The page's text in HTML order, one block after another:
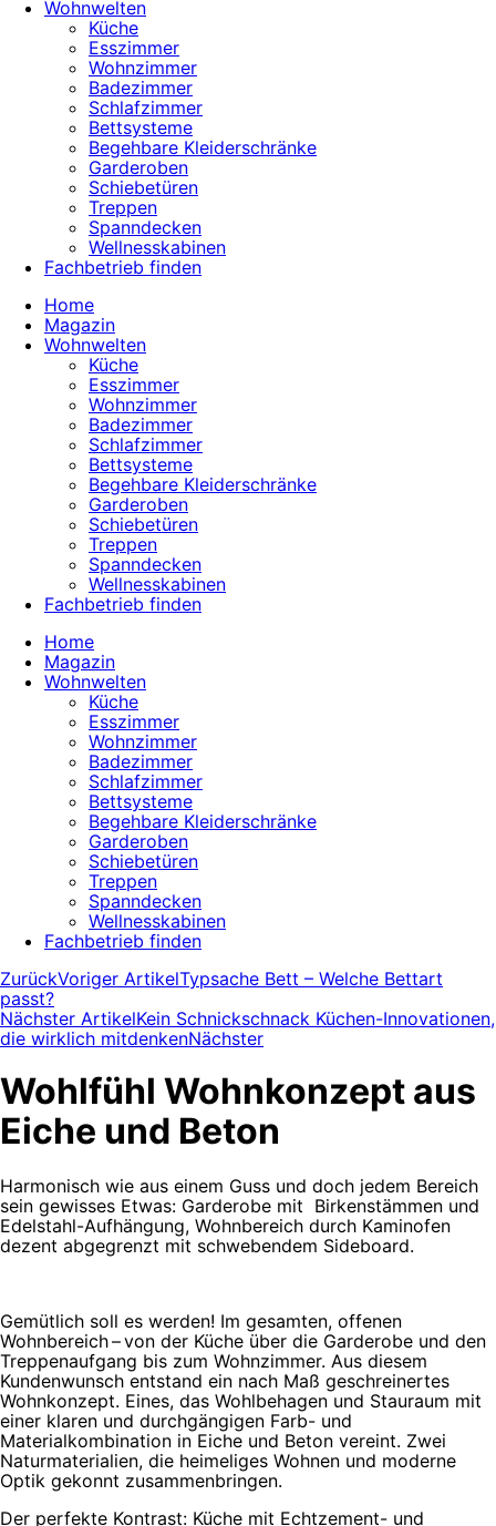
Wohnwelten
Küche
Esszimmer
Wohnzimmer
Badezimmer
Schlafzimmer
Bettsysteme
Begehbare Kleiderschränke
Garderoben
Schiebetüren
Treppen
Spanndecken
Wellnesskabinen
Fachbetrieb finden
Home
Magazin
Wohnwelten
Küche
Esszimmer
Wohnzimmer
Badezimmer
Schlafzimmer
Bettsysteme
Begehbare Kleiderschränke
Garderoben
Schiebetüren
Treppen
Spanndecken
Wellnesskabinen
Fachbetrieb finden
Home
Magazin
Wohnwelten
Küche
Esszimmer
Wohnzimmer
Badezimmer
Schlafzimmer
Bettsysteme
Begehbare Kleiderschränke
Garderoben
Schiebetüren
Treppen
Spanndecken
Wellnesskabinen
Fachbetrieb finden
ZurückVoriger ArtikelTypsache Bett – Welche Bettart
passt?
Nächster ArtikelKein Schnickschnack Küchen-Innovationen,
die wirklich mitdenkenNächster
Wohlfühl Wohnkonzept aus
Eiche und Beton
Harmonisch wie aus einem Guss und doch jedem Bereich
sein gewisses Etwas: Garderobe mit Birkenstämmen und
Edelstahl-Aufhängung, Wohnbereich durch Kaminofen
dezent abgegrenzt mit schwebendem Sideboard.
Gemütlich soll es werden! Im gesamten, offenen
Wohnbereich – von der Küche über die Garderobe und den
Treppenaufgang bis zum Wohnzimmer. Aus diesem
Kundenwunsch entstand ein nach Maß geschreinertes
Wohnkonzept. Eines, das Wohlbehagen und Stauraum mit
einer klaren und durchgängigen Farb- und
Materialkombination in Eiche und Beton vereint. Zwei
Naturmaterialien, die heimeliges Wohnen und moderne
Optik gekonnt zusammenbringen.
Der perfekte Kontrast: Küche mit Echtzement- und